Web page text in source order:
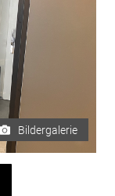
Bildergalerie